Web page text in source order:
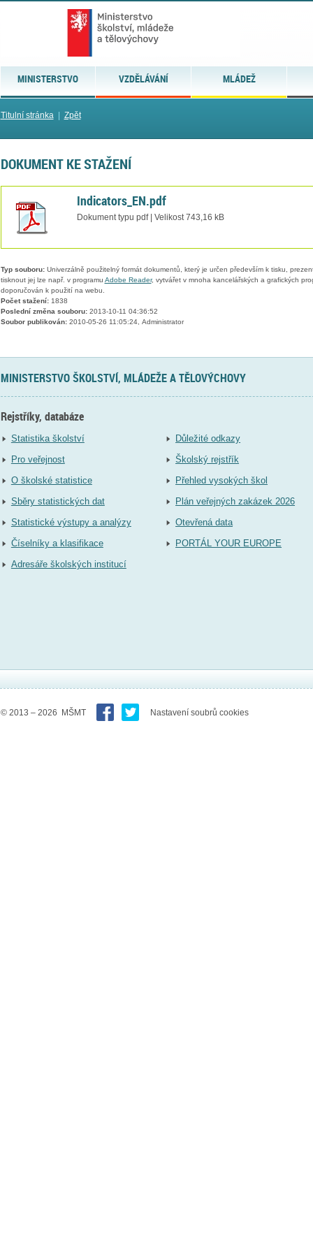
MINISTERSTVO VZDĚLÁVÁNÍ MLÁDEŽ
Titulní stránka| Zpět
DOKUMENT KE STAŽENÍ
Indicators_EN.pdf
Dokument typu pdf | Velikost 743,16 kB
Typ souboru:Univerzálně použitelný formát dokumentů, který je určen především k tisku,
tisknout jej lze např. v programu Adobe Reader, vytvářet v mnoha kancelářských a grafických
doporučován k použití na webu.
Počet stažení:1838
Poslední změna souboru:2013-10-11 04:36:52
Soubor publikován:2010-05-26 11:05:24, Administrator
MINISTERSTVO ŠKOLSTVÍ, MLÁDEŽE A TĚLOVÝCHOVY
Rejstříky, databáze
Statistika školství
Pro veřejnost
O školské statistice
Sběry statistických dat
Statistické výstupy a analýzy
Číselníky a klasifikace
Adresáře školských institucí
Důležité odkazy
Školský rejstřík
Přehled vysokých škol
Plán veřejných zakázek 2026
Otevřená data
PORTÁL YOUR EUROPE
© 2013 – 2026 MŠMT Nastavení soubrů cookies